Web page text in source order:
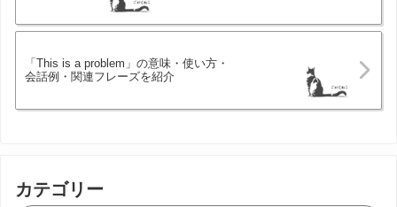
「This is a problem」の意味・使い方・
会話例・関連フレーズを紹介
カテゴリー